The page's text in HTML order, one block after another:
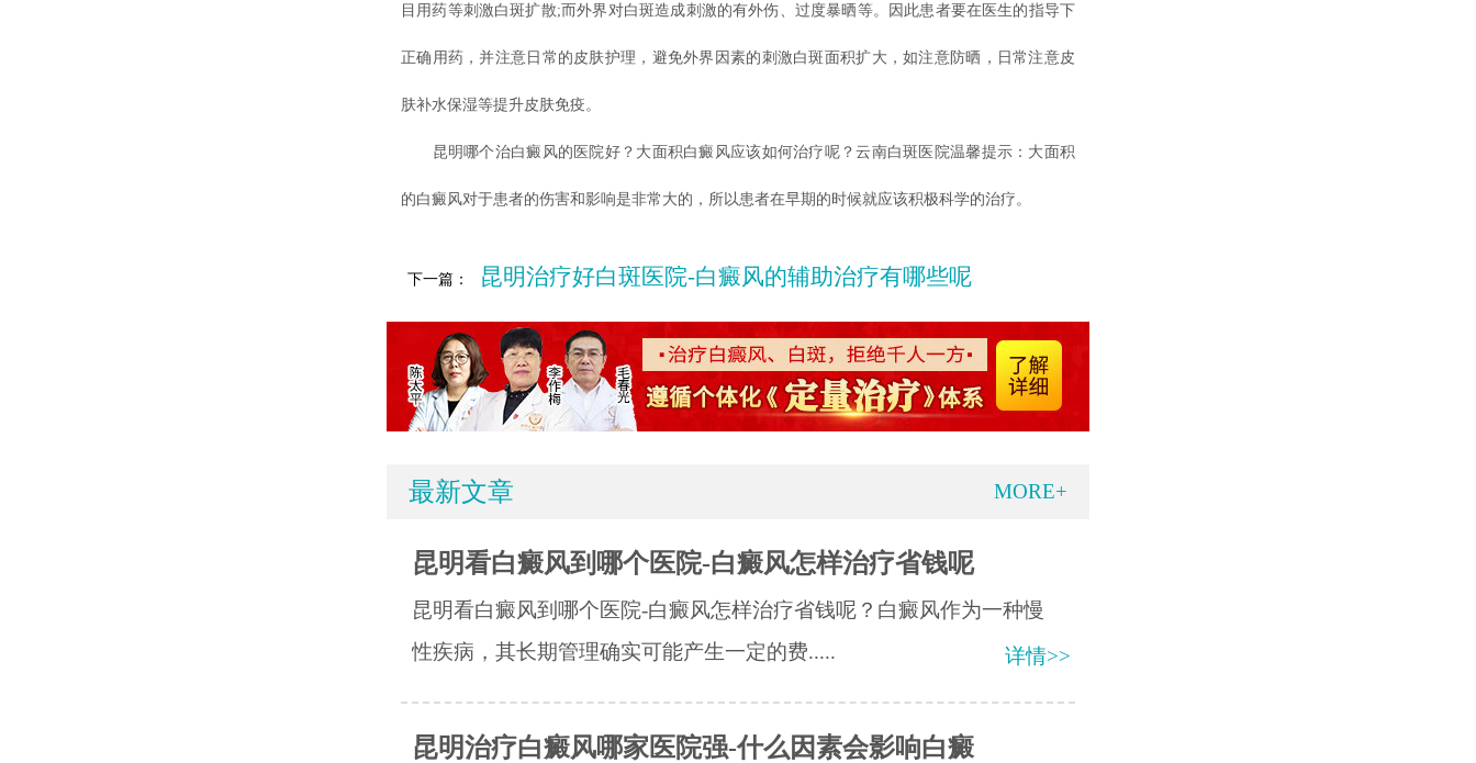
目用药等刺激白斑扩散;而外界对白斑造成刺激的有外伤、过度暴晒等。因此患者要在医生的指导下
正确用药，并注意日常的皮肤护理，避免外界因素的刺激白斑面积扩大，如注意防晒，日常注意皮
肤补水保湿等提升皮肤免疫。
昆明哪个治白癜风的医院好？大面积白癜风应该如何治疗呢？云南白斑医院温馨提示：大面积
的白癜风对于患者的伤害和影响是非常大的，所以患者在早期的时候就应该积极科学的治疗。
下一篇： 昆明治疗好白斑医院-白癜风的辅助治疗有哪些呢
最新文章 MORE+
昆明看白癜风到哪个医院-白癜风怎样治疗省钱呢
昆明看白癜风到哪个医院-白癜风怎样治疗省钱呢？白癜风作为一种慢
性疾病，其长期管理确实可能产生一定的费.....
详情>>
昆明治疗白癜风哪家医院强-什么因素会影响白癜